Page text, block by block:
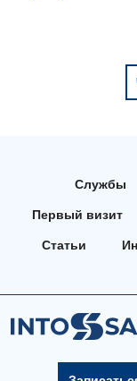
Хирургическое
Детская
Детская
Службы
Первый визит
Статьи